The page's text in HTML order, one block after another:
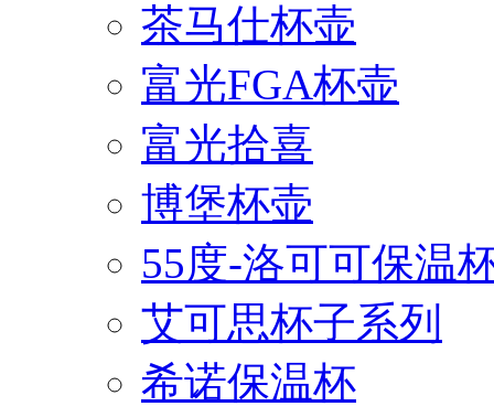
茶马仕杯壶
富光FGA杯壶
富光拾喜
博堡杯壶
55度-洛可可保温
艾可思杯子系列
希诺保温杯